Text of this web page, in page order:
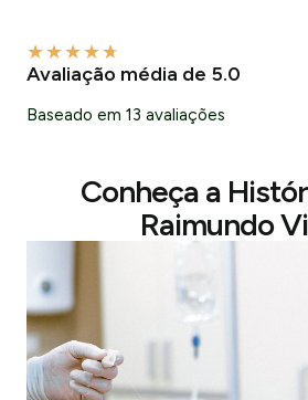
★★★★★
Avaliação média de 5.0
Baseado em 13 avaliações
Conheça a
Raimundo